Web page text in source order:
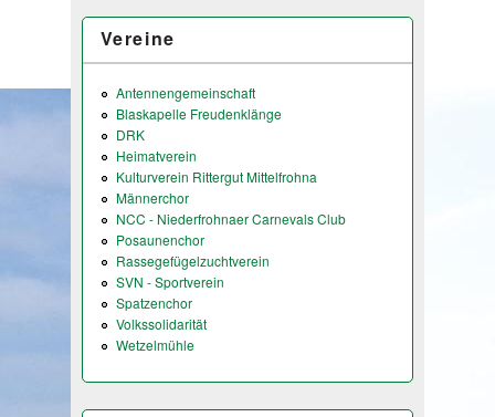
Vereine
Antennengemeinschaft
Blaskapelle Freudenklänge
DRK
Heimatverein
Kulturverein Rittergut Mittelfrohna
Männerchor
NCC - Niederfrohnaer Carnevals Club
Posaunenchor
Rassegefügelzuchtverein
SVN - Sportverein
Spatzenchor
Volkssolidarität
Wetzelmühle